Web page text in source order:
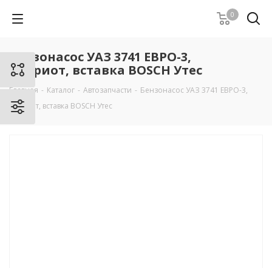
0
Бензонасос УАЗ 3741 ЕВРО-3,
Патриот, вставка BOSCH Утес
Главная - Каталог - Автозапчасти - Бензонасос УАЗ 3741 ЕВРО-3,
Патриот, вставка BOSCH Утес